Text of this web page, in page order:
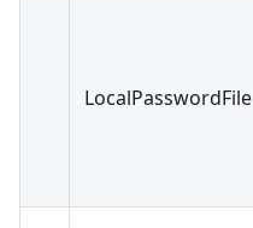
LocalPasswordFile